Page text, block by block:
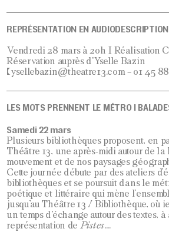
REPRÉSENTATION EN
Vendredi 28 mars à 20h I Réalisation
Réservation auprès d'Yselle Bazin
(ysellebazin@theatre13.com – 01 45
LES MOTS PRENNENT LE MÉTRO I
Samedi 22 mars
Plusieurs bibliothèques proposent, en
Théâtre 13, une après-midi autour de la
mouvement et de nos paysages
Cette journée débute par des ateliers
bibliothèques et se poursuit dans le
poétique et littéraire qui mène
jusqu’au Théâtre 13 / Bibliothèque, où
un temps d'échange autour des textes,
représentation de Pistes....